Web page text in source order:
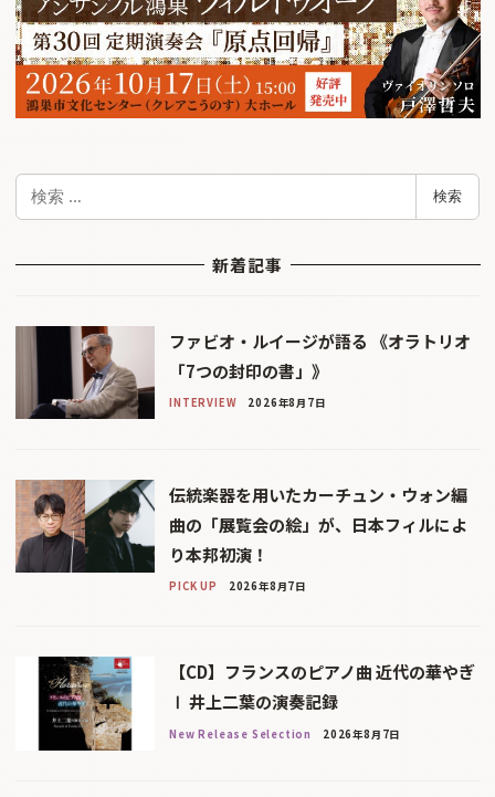
検
検索
新着記事
ファビオ・ルイージが語る 《オラトリオ
「7つの封印の書」》
INTERVIEW 2026年8月7日
伝統楽器を用いたカーチュン・ウォン編
曲の「展覧会の絵」が、日本フィルによ
り本邦初演！
PICK UP 2026年8月7日
【CD】フランスのピアノ曲 近代の華やぎ
Ⅰ 井上二葉の演奏記録
New Release Selection 2026年8月7日